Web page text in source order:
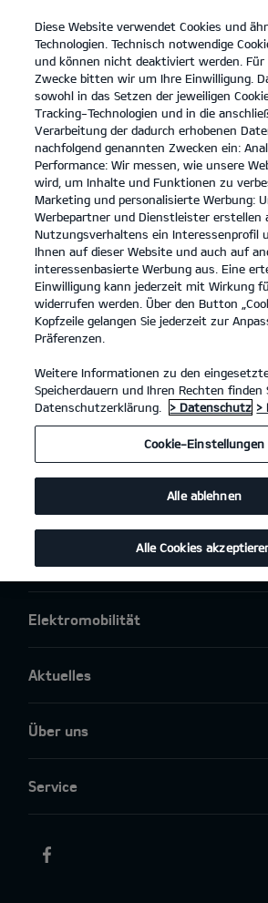
open
menu
PBV Nutzfahrzeuge
Angebote
Elektromobilität
Aktuelles
Über uns
Service
Diese Website verwendet Cookies und
Technologien. Technisch notwendige
und können nicht deaktiviert werden. Für
Zwecke bitten wir um Ihre Einwilligung.
sowohl in das Setzen der jeweiligen
Tracking-Technologien und in die
Verarbeitung der dadurch erhobenen
nachfolgend genannten Zwecken ein:
Performance: Wir messen, wie unsere
wird, um Inhalte und Funktionen zu
Marketing und personalisierte Werbung:
Werbepartner und Dienstleister erstellen
Nutzungsverhaltens ein Interessenprofil
Ihnen auf dieser Website und auch auf
interessenbasierte Werbung aus. Eine
Einwilligung kann jederzeit mit Wirkung
widerrufen werden. Über den Button
Kopfzeile gelangen Sie jederzeit zur
Präferenzen.
Weitere Informationen zu den
Speicherdauern und Ihren Rechten finden
Datenschutzerklärung.
> Datenschutz >
Cookie-Einstellungen
Alle ablehnen
Alle Cookies